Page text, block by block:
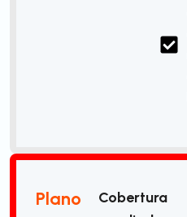
Plano
Cobertura